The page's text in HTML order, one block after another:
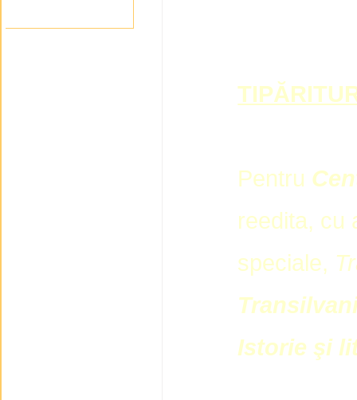
Pentru
reedita, cu
speciale,
Istorie şi